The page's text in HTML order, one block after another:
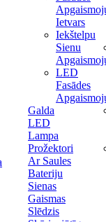
Ietvars
Iekštelpu
Sienu
LED
Fasādes
Galda
LED
Lampa
Prožektori
Ar Saules
Bateriju
Sienas
Gaismas
Slēdzis